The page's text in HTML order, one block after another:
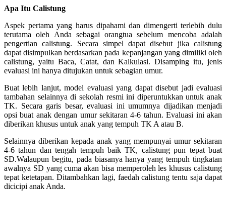
Apa Itu Calistung
Aspek pertama yang harus dipahami dan dimengerti terlebih dulu
terutama oleh Anda sebagai orangtua sebelum mencoba adalah
pengertian calistung. Secara simpel dapat disebut jika calistung
dapat disimpulkan berdasarkan pada kepanjangan yang dimiliki oleh
calistung, yaitu Baca, Catat, dan Kalkulasi. Disamping itu, jenis
evaluasi ini hanya ditujukan untuk sebagian umur.
Buat lebih lanjut, model evaluasi yang dapat disebut jadi evaluasi
tambahan selainnya di sekolah resmi ini diperuntukkan untuk anak
TK. Secara garis besar, evaluasi ini umumnya dijadikan menjadi
opsi buat anak dengan umur sekitaran 4-6 tahun. Evaluasi ini akan
diberikan khusus untuk anak yang tempuh TK A atau B.
Selainnya diberikan kepada anak yang mempunyai umur sekitaran
4-6 tahun dan tengah tempuh baik TK, calistung pun tepat buat
SD.Walaupun begitu, pada biasanya hanya yang tempuh tingkatan
awalnya SD yang cuma akan bisa memperoleh les khusus calistung
tepat ketetapan. Ditambahkan lagi, faedah calistung tentu saja dapat
dicicipi anak Anda.